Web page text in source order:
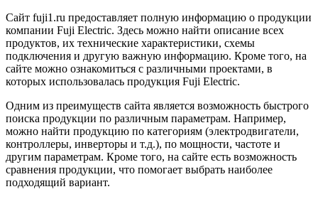
Сайт fuji1.ru предоставляет полную информацию о продукции
компании Fuji Electric. Здесь можно найти описание всех
продуктов, их технические характеристики, схемы
подключения и другую важную информацию. Кроме того, на
сайте можно ознакомиться с различными проектами, в
которых использовалась продукция Fuji Electric.
Одним из преимуществ сайта является возможность быстрого
поиска продукции по различным параметрам. Например,
можно найти продукцию по категориям (электродвигатели,
контроллеры, инверторы и т.д.), по мощности, частоте и
другим параметрам. Кроме того, на сайте есть возможность
сравнения продукции, что помогает выбрать наиболее
подходящий вариант.